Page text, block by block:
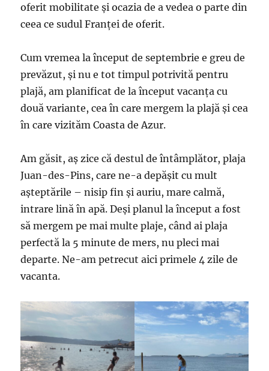
oferit mobilitate și ocazia de a vedea o parte din
ceea ce sudul Franței de oferit.
Cum vremea la început de septembrie e greu de
prevăzut, și nu e tot timpul potrivită pentru
plajă, am planificat de la început vacanța cu
două variante, cea în care mergem la plajă și cea
în care vizităm Coasta de Azur.
Am găsit, aș zice că destul de întâmplător, plaja
Juan-des-Pins, care ne-a depășit cu mult
așteptările – nisip fin și auriu, mare calmă,
intrare lină în apă. Deși planul la început a fost
să mergem pe mai multe plaje, când ai plaja
perfectă la 5 minute de mers, nu pleci mai
departe. Ne-am petrecut aici primele 4 zile de
vacanta.